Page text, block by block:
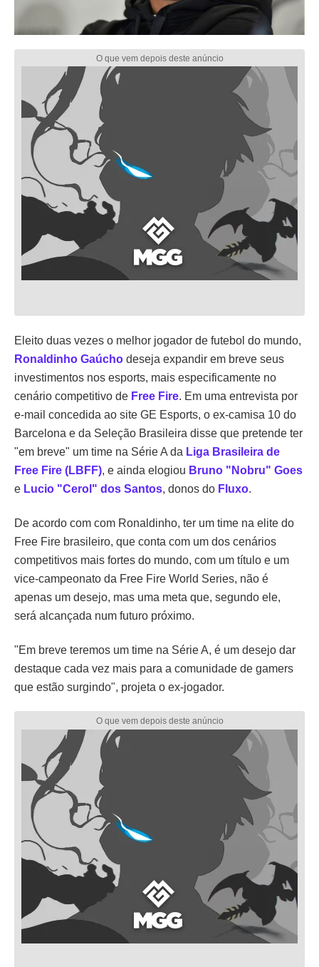
Eleito duas vezes o melhor jogador de futebol do mundo,
Ronaldinho Gaúcho deseja expandir em breve seus
investimentos nos esports, mais especificamente no
cenário competitivo de Free Fire. Em uma entrevista por
e-mail concedida ao site GE Esports, o ex-camisa 10 do
Barcelona e da Seleção Brasileira disse que pretende ter
"em breve" um time na Série A da Liga Brasileira de
Free Fire (LBFF), e ainda elogiou Bruno "Nobru" Goes
e Lucio "Cerol" dos Santos, donos do Fluxo.
De acordo com com Ronaldinho, ter um time na elite do
Free Fire brasileiro, que conta com um dos cenários
competitivos mais fortes do mundo, com um título e um
vice-campeonato da Free Fire World Series, não é
apenas um desejo, mas uma meta que, segundo ele,
será alcançada num futuro próximo.
"Em breve teremos um time na Série A, é um desejo dar
destaque cada vez mais para a comunidade de gamers
que estão surgindo", projeta o ex-jogador.